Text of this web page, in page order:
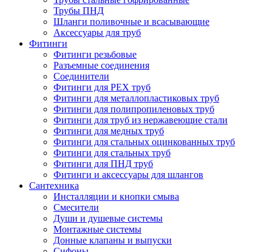
Трубы ПНД
Шланги поливочные и всасывающие
Аксессуары для труб
Фитинги
Фитинги резьбовые
Разъемные соединения
Соединители
Фитинги для PEX труб
Фитинги для металлопластиковых труб
Фитинги для полипропиленовых труб
Фитинги для труб из нержавеющие стали
Фитинги для медных труб
Фитинги для стальных оцинкованных труб
Фитинги для стальных труб
Фитинги для ПНД труб
Фитинги и аксессуары для шлангов
Сантехника
Инсталляции и кнопки смыва
Смесители
Души и душевые системы
Монтажные системы
Донные клапаны и выпуски